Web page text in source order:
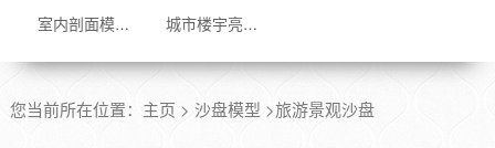
室内剖面模型 城市楼宇亮化
您当前所在位置： 主页 > 沙盘模型 >旅游景观沙盘